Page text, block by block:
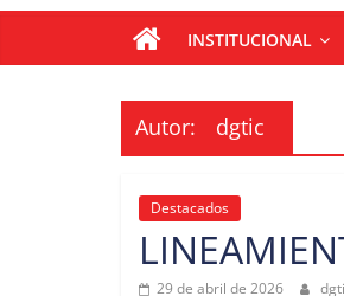
de
Control
de
INSTITUCIONAL
Autor: dgtic
Destacados
29 de abril de 2026